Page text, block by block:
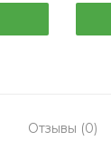
Отзывы (0)